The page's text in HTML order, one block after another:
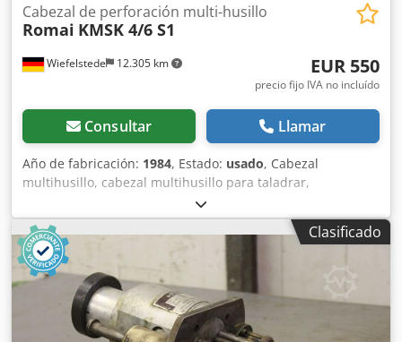
Wiefelstede 12.305 km
Cabezal de perforación multi-husillo
Romai KMSK 4/6 S1
EUR 550
precio fijo IVA no incluído
Consultar Llamar
Año de fabricación: 1984, Estado: usado, Cabezal
multihusillo, cabezal multihusillo para taladrar,
transmisión para taladrar -Cabezal multihusillo articulado
-máx.: x taladros Cedodym D Uepfx Aguerf -3 taladros
instalados, pinza de sujeción: mm -distancia mínima entre
taladros: mm -peso: 11,3 kg -Los cabezales multihusillo
articulados son herramientas versátiles: para diversas
operaciones, como taladrar, roscar, avellanar, refrentar,
fresar, tornear, que permiten mecanizar varios orificios
simultáneamente.
Clasificado